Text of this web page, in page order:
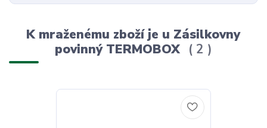
K mraženému zboží je u Zásilkovny
povinný TERMOBOX
2